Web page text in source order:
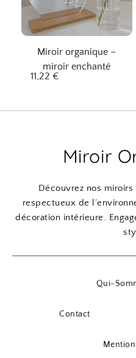
Miroir organique –
miroir enchanté
11,22 €
Miroir
Découvrez nos
respectueux de
décoration intérieure.
Qui-
Contact